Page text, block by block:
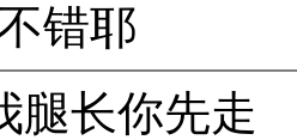
错耶
腿长你先